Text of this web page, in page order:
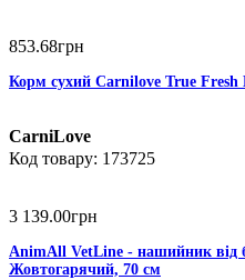
853.68грн
Корм сухий Carnilove True Fresh
CarniLove
173725
3 139.00грн
AnimAll VetLine - нашийник від
Жовтогарячий, 70 см